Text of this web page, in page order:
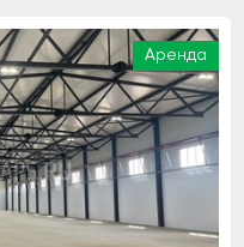
Аренда